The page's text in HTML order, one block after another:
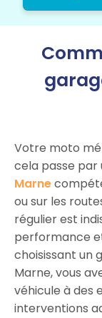
Votre moto
cela passe par
Marne
ou sur les
régulier est
performance
choisissant un
Marne, vous
véhicule à des
interventions